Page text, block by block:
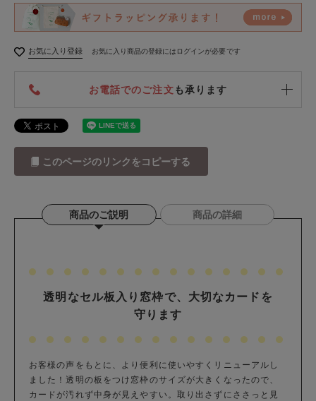
お気に入り登録 お気に入り商品の登録にはログインが必要です
お電話でのご注文も承ります
このページのリンクをコピーする
商品のご説明 商品の詳細
透明なセル板入り窓枠で、大切なカードを
守ります
お客様の声をもとに、より便利に使いやすくリニューアルし
ました！透明の板をつけ窓枠のサイズが大きくなったので、
カードが汚れず中身が見えやすい。取り出さずにささっと見